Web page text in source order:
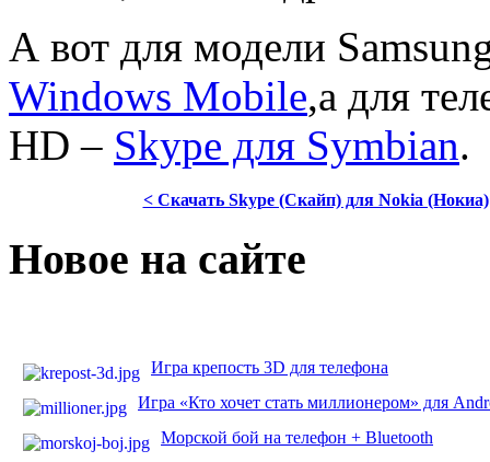
А вот для модели
Windows Mobile,а для
HD – Skype для Symbian.
< Скачать Skype (Скайп) для Nokia (Нокиа)
Новое на сайте
Игра крепость 3D для телефона
Игра «Кто хочет стать миллионером» для
Морской бой на телефон + Bluetooth